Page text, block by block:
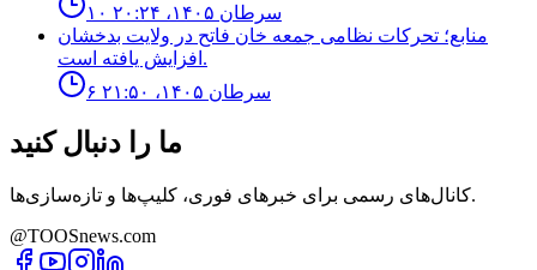
۱۰ سرطان ۱۴۰۵، ۲۰:۲۴
منابع؛ تحركات نظامى جمعه خان فاتح در ولايت بدخشان
افزايش يافته است.
۶ سرطان ۱۴۰۵، ۲۱:۵۰
ما را دنبال کنید
کانال‌های رسمی برای خبرهای فوری، کلیپ‌ها و تازه‌سازی‌ها.
@TOOSnews.com